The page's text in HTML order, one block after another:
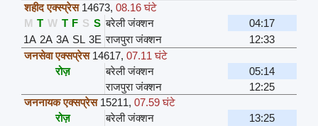
शहीद एक्स्प्रेस 14673, 08.16 घंटे
M T W T F S S बरेली जंक्शन
04:17
1A 2A 3A SL 3E राजपुरा जंक्शन
12:33
जनसेवा एक्सप्रेस 14617, 07.11 घंटे
रोज़
बरेली जंक्शन
05:14
राजपुरा जंक्शन
12:25
जननायक एक्सप्रेस 15211, 07.59 घंटे
रोज़
बरेली जंक्शन
13:25